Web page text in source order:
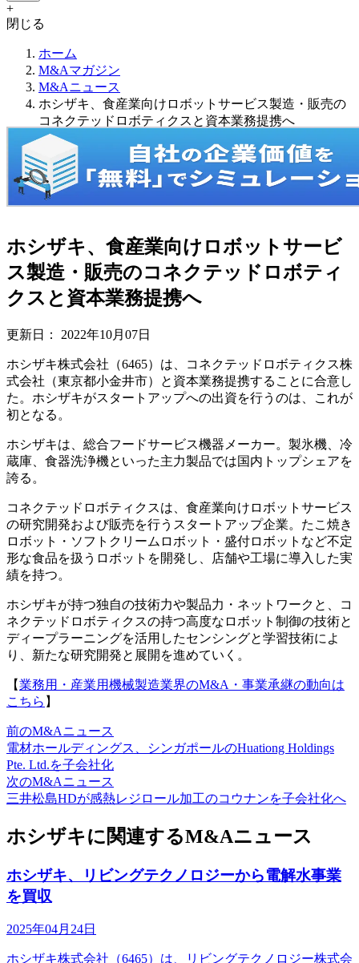
+
閉じる
ホーム
M&Aマガジン
M&Aニュース
ホシザキ、食産業向けロボットサービス製造・販売の
コネクテッドロボティクスと資本業務提携へ
ホシザキ、食産業向けロボットサービ
ス製造・販売のコネクテッドロボティ
クスと資本業務提携へ
更新日： 2022年10月07日
ホシザキ株式会社（6465）は、コネクテッドロボティクス株
式会社（東京都小金井市）と資本業務提携することに合意し
た。ホシザキがスタートアップへの出資を行うのは、これが
初となる。
ホシザキは、総合フードサービス機器メーカー。製氷機、冷
蔵庫、食器洗浄機といった主力製品では国内トップシェアを
誇る。
コネクテッドロボティクスは、食産業向けロボットサービス
の研究開発および販売を行うスタートアップ企業。たこ焼き
ロボット・ソフトクリームロボット・盛付ロボットなど不定
形な食品を扱うロボットを開発し、店舗や工場に導入した実
績を持つ。
ホシザキが持つ独自の技術力や製品力・ネットワークと、コ
ネクテッドロボティクスの持つ高度なロボット制御の技術と
ディープラーニングを活用したセンシングと学習技術によ
り、新たな研究開発と展開を進めていく。
【業務用・産業用機械製造業界のM&A・事業承継の動向は
こちら 】
前のM&Aニュース
電材ホールディングス、シンガポールのHuationg Holdings
Pte. Ltd.を子会社化
次のM&Aニュース
三井松島HDが感熱レジロール加工のコウナンを子会社化へ
ホシザキに関連するM&Aニュース
ホシザキ、リビングテクノロジーから電解水事業
を買収
2025年04月24日
ホシザキ株式会社（6465）は、リビングテクノロジー株式会